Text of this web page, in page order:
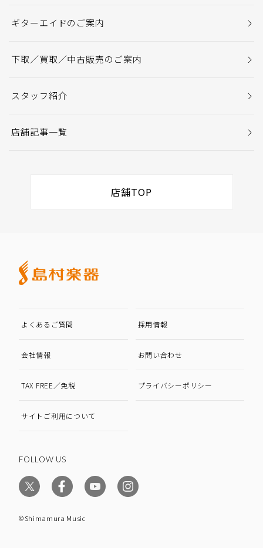
ギターエイドのご案内
下取／買取／中古販売のご案内
スタッフ紹介
店舗記事一覧
店舗TOP
よくあるご質問 採用情報
会社情報 お問い合わせ
TAX FREE／免税 プライバシーポリシー
サイトご利用について
FOLLOW US
©Shimamura Music